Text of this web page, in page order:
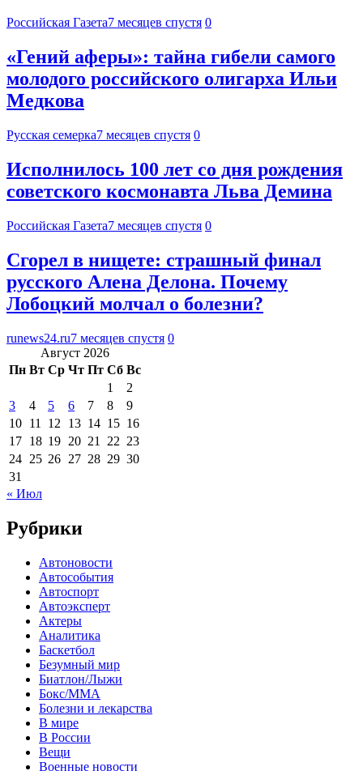
Российская Газета7 месяцев спустя 0
«Гений аферы»: тайна гибели самого
молодого российского олигарха Ильи
Медкова
Русская семерка7 месяцев спустя 0
Исполнилось 100 лет со дня рождения
советского космонавта Льва Демина
Российская Газета7 месяцев спустя 0
Сгорел в нищете: страшный финал
русского Алена Делона. Почему
Лобоцкий молчал о болезни?
runews24.ru7 месяцев спустя 0
Август 2026
Пн Вт Ср Чт Пт Сб Вс
1
2
3
4 5 6 7 8
9
10 11 12 13 14 15 16
17 18 19 20 21 22 23
24 25 26 27 28 29 30
31
« Июл
Рубрики
Автоновости
Автособытия
Автоспорт
Автоэксперт
Актеры
Аналитика
Баскетбол
Безумный мир
Биатлон/Лыжи
Бокс/MMA
Болезни и лекарства
В мире
В России
Вещи
Военные новости